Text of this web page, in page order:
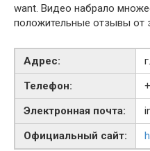
want. Видео набрало
положительные отзывы от
Адрес:
Телефон:
Электронная почта:
Официальный сайт: